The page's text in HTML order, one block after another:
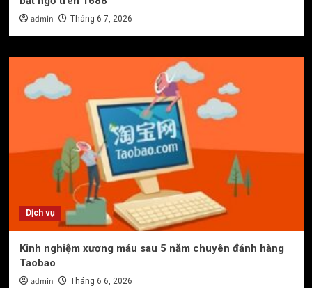
admin Tháng 6 7, 2026
Dịch vụ
Kinh nghiệm xương máu sau 5 năm chuyên đánh hàng
Taobao
admin Tháng 6 6, 2026